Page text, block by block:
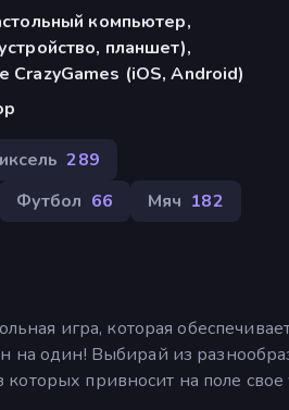
компьютер,
планшет),
CrazyGames (iOS, Android)
289
Футбол 66 Мяч 182
игра, которая
на один! Выбирай из
привносит на поле свое